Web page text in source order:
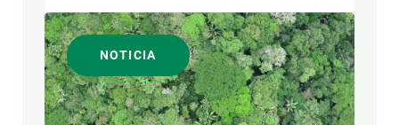
NOTICIA